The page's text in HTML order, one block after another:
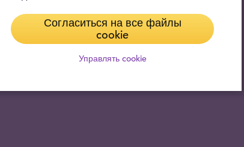
Согласиться на все файлы
cookie
Управлять cookie